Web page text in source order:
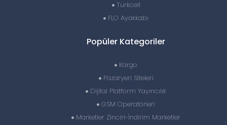
Turkcell
FLO Ayakkabı
Popüler Kategoriler
Kargo
Pazaryeri Siteleri
Dijital Platform Yayıncılık
GSM Operatörleri
Marketler Zinciri-İndirim Marketler